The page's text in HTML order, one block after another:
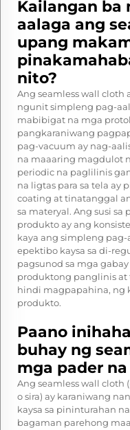
Kailangan ba
aalaga ang
upang
nito?
Ang seamless wall
ngunit simpleng pag-
mabibigat na mga
pangkaraniwang
pag-vacuum ay nag-
na maaaring magdulot
periodic na paglilinis
na ligtas para sa tela
coating at tinatanggal
sa materyal. Ang susi
produkto ay ang
kaya ang simpleng
epektibo kaysa sa di-
pagsunod sa mga
produktong panglinis at
hindi magpapahina, ng
produkto.
Paano
buhay ng
mga pader
Ang seamless wall cloth
o sira) ay karaniwang
kaysa sa pininturahan
bagaman parehong